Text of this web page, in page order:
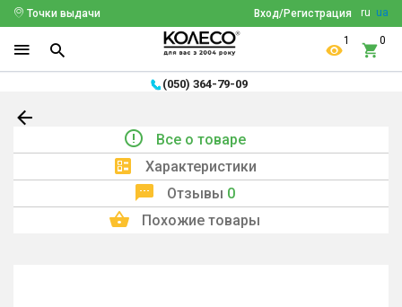
ru ua
Вход/Регистрация
Точки выдачи
1 0
(050) 364-79-09
Все о товаре
Характеристики
Отзывы 0
Похожие товары